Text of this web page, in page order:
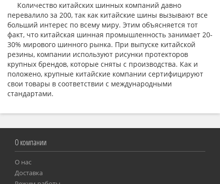
Количество китайских шинных компаний давно
перевалило за 200, так как китайские шины вызывают все
больший интерес по всему миру. Этим объясняется тот
факт, что китайская шинная промышленность занимает 20-
30% мирового шинного рынка. При выпуске китайской
резины, компании используют рисунки протекторов
крупных брендов, которые сняты с производства. Как и
положено, крупные китайские компании сертифицируют
свои товары в соответствии с международными
стандартами.
О компании
О нас
Доставка